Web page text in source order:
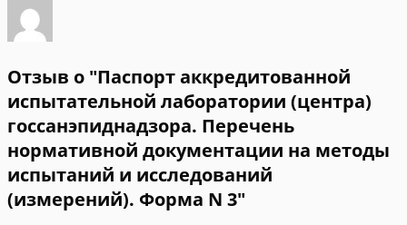
Отзыв о "Паспорт аккредитованной
испытательной лаборатории (центра)
госсанэпиднадзора. Перечень
нормативной документации на методы
испытаний и исследований
(измерений). Форма N 3"